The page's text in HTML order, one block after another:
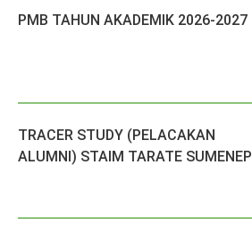
PMB TAHUN AKADEMIK 2026-2027
TRACER STUDY (PELACAKAN
ALUMNI) STAIM TARATE SUMENEP